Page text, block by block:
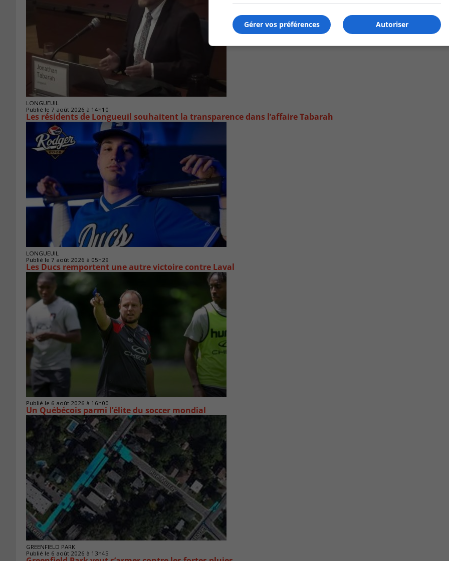
LONGUEUIL
Publié le 7 août 2026 à 14h10
Les résidents de Longueuil souhaitent la transparence dans l’affaire Tabarah
LONGUEUIL
Publié le 7 août 2026 à 05h29
Les Ducs remportent une autre victoire contre Laval
Publié le 6 août 2026 à 16h00
Un Québécois parmi l’élite du soccer mondial
GREENFIELD PARK
Publié le 6 août 2026 à 13h45
Autoriser
Gérer vos préférences